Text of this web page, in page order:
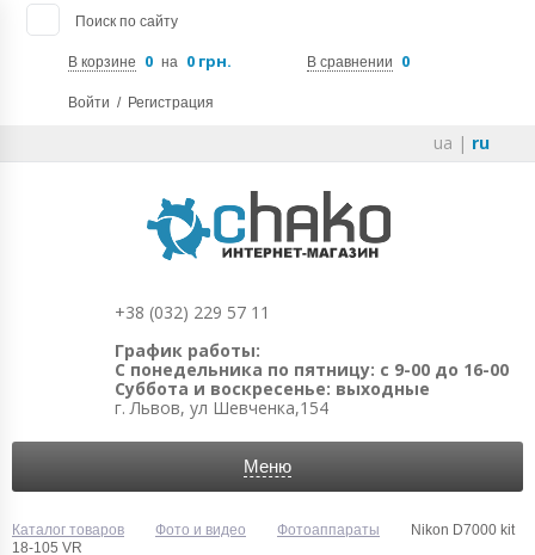
Поиск по сайту
В корзине 0 на 0 грн. В сравнении 0
Войти / Регистрация
ua | ru
+38 (032) 229 57 11
График работы:
С понедельника по пятницу: с 9-00 до 16-00
Суббота и воскресенье: выходные
г. Львов, ул Шевченка,154
Меню
Каталог товаров Фото и видео Фотоаппараты
Nikon D7000 kit
18-105 VR